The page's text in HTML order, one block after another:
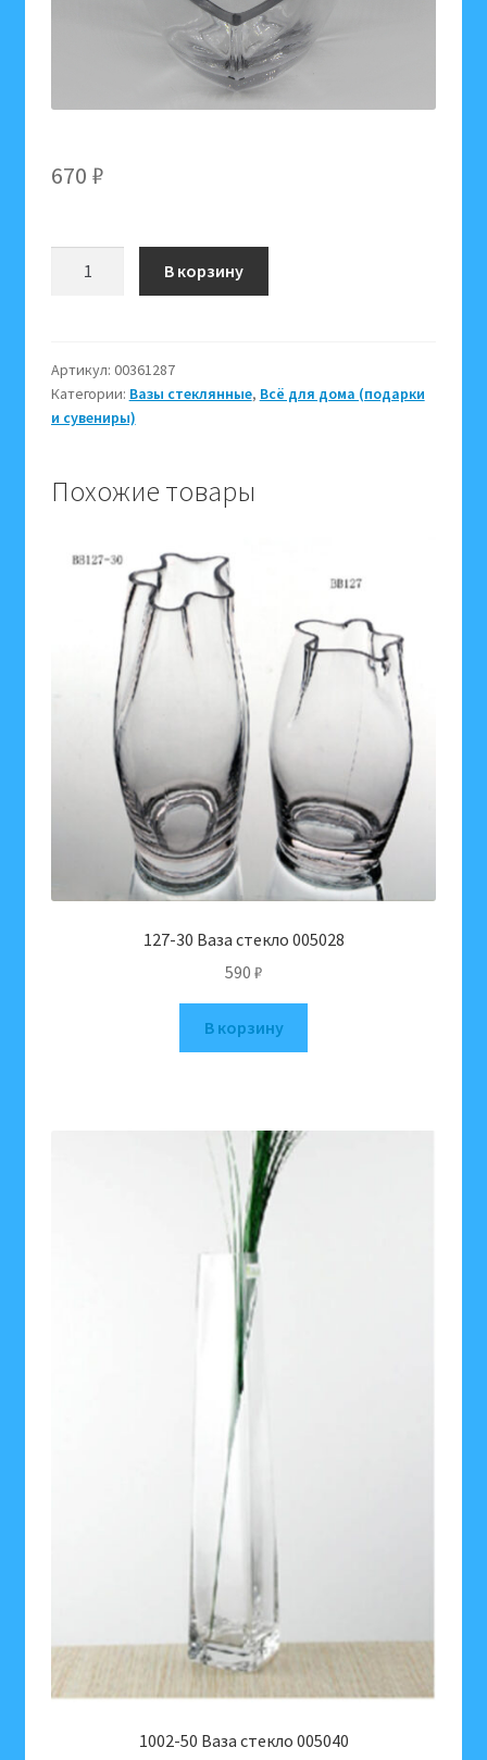
670 ₽
1019-
1
361287
14
ширина
В корзину
Артикул: 00361287
Категории: Вазы стеклянные, Всё для дома (подарки
и сувениры)
Похожие товары
127-30 Ваза стекло 005028
590 ₽
В корзину
1002-50 Ваза стекло 005040